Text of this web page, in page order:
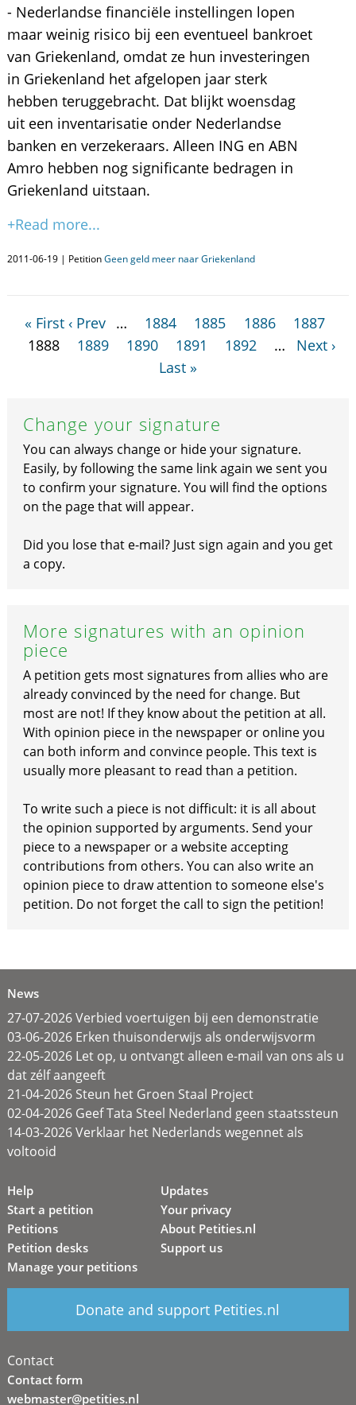
- Nederlandse financiële instellingen lopen
maar weinig risico bij een eventueel bankroet
van Griekenland, omdat ze hun investeringen
in Griekenland het afgelopen jaar sterk
hebben teruggebracht. Dat blijkt woensdag
uit een inventarisatie onder Nederlandse
banken en verzekeraars. Alleen ING en ABN
Amro hebben nog significante bedragen in
Griekenland uitstaan.
+Read more...
2011-06-19 | PetitionGeen geld meer naar Griekenland
« First ‹ Prev … 1884 1885 1886
1887
1888
1889 1890 1891 1892 …
Next ›
Last »
Change your signature
You can always change or hide your signature.
Easily, by following the same link again we sent you
to confirm your signature. You will find the options
on the page that will appear.
Did you lose that e-mail? Just sign again and you get
a copy.
More signatures with an opinion
piece
A petition gets most signatures from allies who are
already convinced by the need for change. But
most are not! If they know about the petition at all.
With opinion piece in the newspaper or online you
can both inform and convince people. This text is
usually more pleasant to read than a petition.
To write such a piece is not difficult: it is all about
the opinion supported by arguments. Send your
piece to a newspaper or a website accepting
contributions from others. You can also write an
opinion piece to draw attention to someone else's
petition. Do not forget the call to sign the petition!
News
27-07-2026 Verbied voertuigen bij een demonstratie
03-06-2026 Erken thuisonderwijs als onderwijsvorm
22-05-2026 Let op, u ontvangt alleen e-mail van ons als u
dat zélf aangeeft
21-04-2026 Steun het Groen Staal Project
02-04-2026 Geef Tata Steel Nederland geen staatssteun
14-03-2026 Verklaar het Nederlands wegennet als
voltooid
Help
Start a petition
Petitions
Petition desks
Manage your petitions
Updates
Your privacy
About Petities.nl
Support us
Donate and support Petities.nl
Contact
Contact form
webmaster@petities.nl